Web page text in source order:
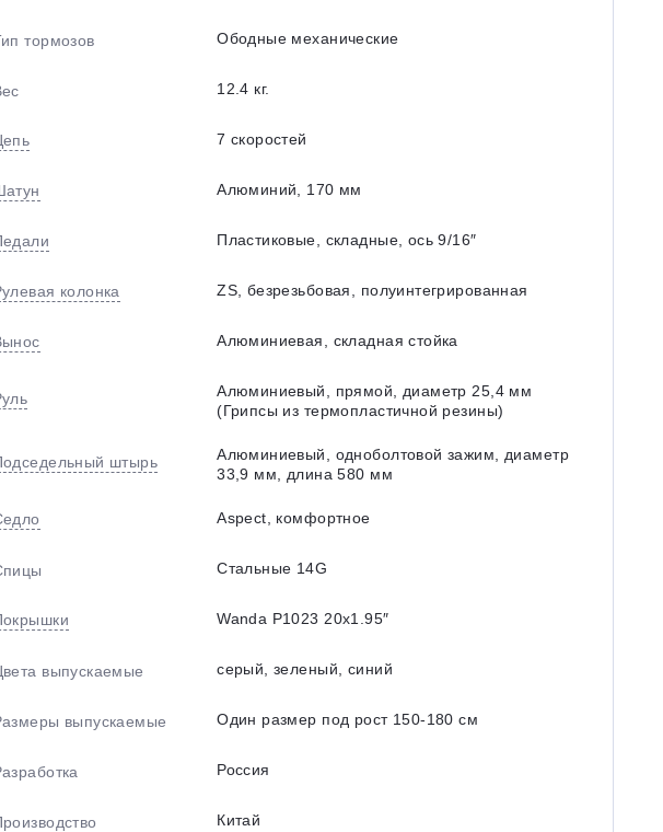
тормозов Ободные механические
12.4 кг.
7 скоростей
Алюминий, 170 мм
Пластиковые, складные, ось 9/16″
колонка ZS, безрезьбовая, полуинтегрированная
Алюминиевая, складная стойка
Алюминиевый, прямой, диаметр 25,4 мм
(Грипсы из термопластичной резины)
штырь
Алюминиевый, одноболтовой зажим, диаметр
33,9 мм, длина 580 мм
Aspect, комфортное
Стальные 14G
Wanda P1023 20x1.95″
выпускаемые серый, зеленый, синий
выпускаемые Один размер под рост 150-180 см
Россия
Китай